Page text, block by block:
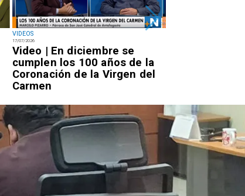
VIDEOS
17/07/2026
Video | En diciembre se
cumplen los 100 años de la
Coronación de la Virgen del
Carmen